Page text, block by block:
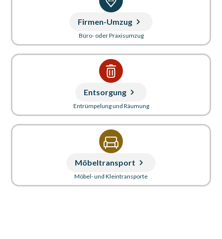
Firmen-Umzug
Büro- oder Praxisumzug
Entsorgung
Entrümpelung und Räumung
Möbeltransport
Möbel- und Kleintransporte